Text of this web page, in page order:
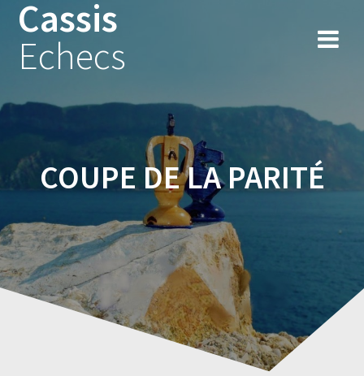
Cassis
Echecs
COUPE DE LA PARITÉ